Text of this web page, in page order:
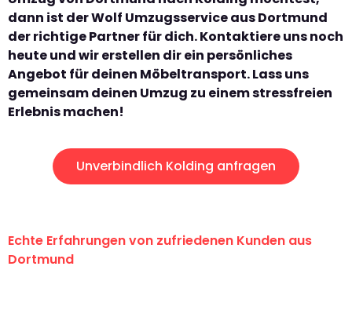
dann ist der Wolf Umzugsservice aus Dortmund
der richtige Partner für dich. Kontaktiere uns noch
heute und wir erstellen dir ein persönliches
Angebot für deinen Möbeltransport. Lass uns
gemeinsam deinen Umzug zu einem stressfreien
Erlebnis machen!
Unverbindlich Kolding anfragen
Echte Erfahrungen von zufriedenen Kunden aus
Dortmund